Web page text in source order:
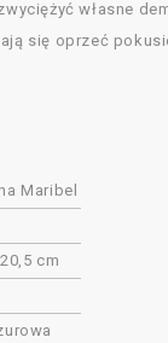
własne
się oprzeć
Maribel
cm